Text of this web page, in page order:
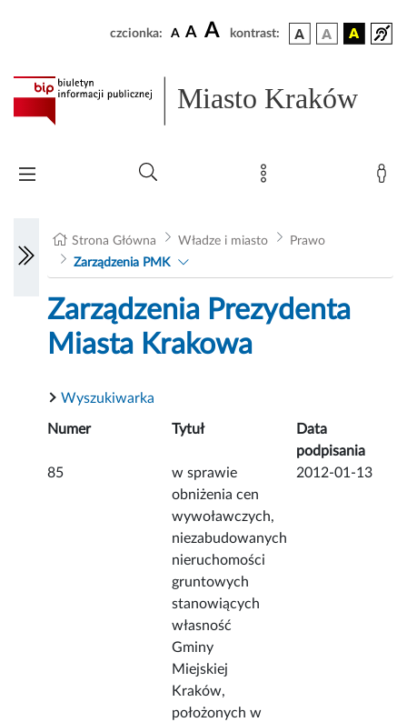
czcionka: A A A kontrast:
Miasto Kraków
Strona Główna Władze i miasto
Prawo
Zarządzenia PMK
Zarządzenia Prezydenta
Miasta Krakowa
Wyszukiwarka
Numer Tytuł
Data
podpisania
85
w sprawie
obniżenia cen
wywoławczych,
niezabudowanych
nieruchomości
gruntowych
stanowiących
własność
Gminy
Miejskiej
Kraków,
położonych w
2012-01-13